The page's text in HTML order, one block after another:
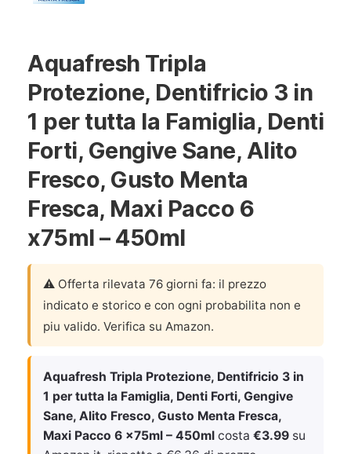
Aquafresh Tripla
Protezione, Dentifricio 3 in
1 per tutta la Famiglia, Denti
Forti, Gengive Sane, Alito
Fresco, Gusto Menta
Fresca, Maxi Pacco 6
x75ml – 450ml
⚠️ Offerta rilevata 76 giorni fa: il prezzo
indicato e storico e con ogni probabilita non e
piu valido. Verifica su Amazon.
Aquafresh Tripla Protezione, Dentifricio 3 in
1 per tutta la Famiglia, Denti Forti, Gengive
Sane, Alito Fresco, Gusto Menta Fresca,
Maxi Pacco 6 x75ml – 450ml costa €3.99 su